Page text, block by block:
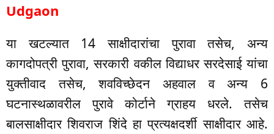
Udgaon
या खटल्यात 14 साक्षीदारांचा पुरावा तसेच, अन्य
कागदोपत्री पुरावा, सरकारी वकील विद्याधर सरदेसाई यांचा
युक्तीवाद तसेच, शवविच्छेदन अहवाल व अन्य 6
घटनास्थळावरील पुरावे कोर्टाने ग्राहय धरले. तसेच
बालसाक्षीदार शिवराज शिंदे हा प्रत्यक्षदर्शी साक्षीदार आहे.